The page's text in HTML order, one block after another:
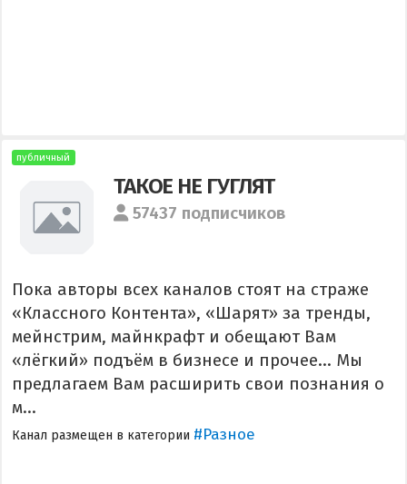
публичный
ТАКОЕ НЕ ГУГЛЯТ
57437 подписчиков
Пока авторы всех каналов стоят на страже
«Классного Контента», «Шарят» за тренды,
мейнстрим, майнкрафт и обещают Вам
«лёгкий» подъём в бизнесе и прочее... Мы
предлагаем Вам расширить свои познания о
м...
Канал размещен в категории #Разное